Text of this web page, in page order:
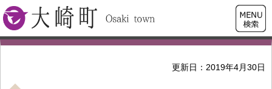
大崎町
検索・
共通メ
ニュー
更新日：2019年4月30日